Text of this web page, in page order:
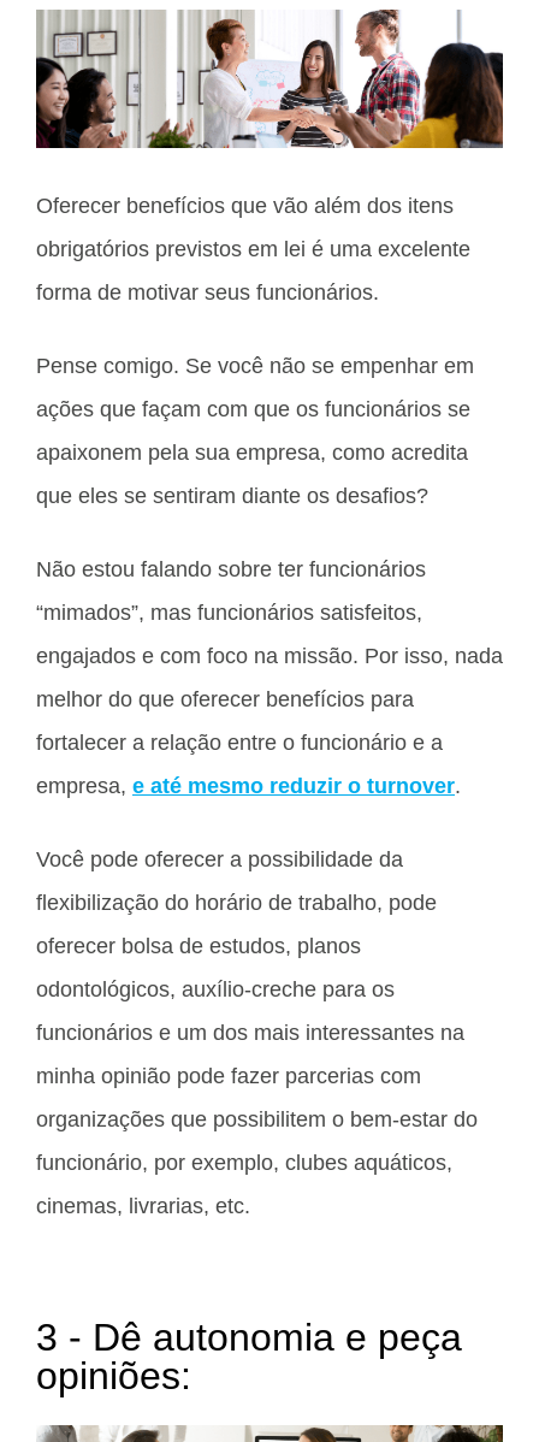
Oferecer benefícios que vão além dos itens
obrigatórios previstos em lei é uma excelente
forma de motivar seus funcionários.
Pense comigo. Se você não se empenhar em
ações que façam com que os funcionários se
apaixonem pela sua empresa, como acredita
que eles se sentiram diante os desafios?
Não estou falando sobre ter funcionários
“mimados”, mas funcionários satisfeitos,
engajados e com foco na missão. Por isso, nada
melhor do que oferecer benefícios para
fortalecer a relação entre o funcionário e a
empresa, e até mesmo reduzir o turnover.
Você pode oferecer a possibilidade da
flexibilização do horário de trabalho, pode
oferecer bolsa de estudos, planos
odontológicos, auxílio-creche para os
funcionários e um dos mais interessantes na
minha opinião pode fazer parcerias com
organizações que possibilitem o bem-estar do
funcionário, por exemplo, clubes aquáticos,
cinemas, livrarias, etc.
3 - Dê autonomia e peça
opiniões: